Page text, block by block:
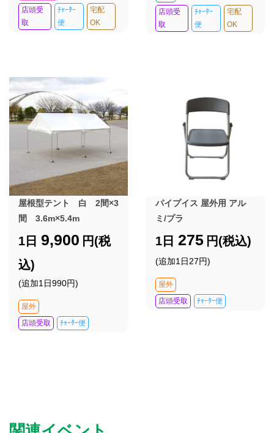
店頭受
取
ﾁｬｰﾀｰ
便
宅配
OK
店頭受
取
ﾁｬｰﾀｰ
便
宅配
OK
屋根型テント 白 2間×3
間 3.6m×5.4m
1日 9,900 円(税
込)
(追加1日990円)
屋外
店頭受取
ﾁｬｰﾀｰ便
パイプイス 屋外用 アル
ミ/プラ
1日 275 円(税込)
(追加1日27円)
屋外
店頭受取
ﾁｬｰﾀｰ便